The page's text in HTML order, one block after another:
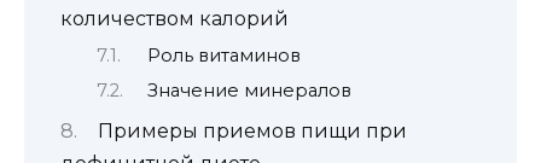
количеством калорий
Роль витаминов
Значение минералов
Примеры приемов пищи при